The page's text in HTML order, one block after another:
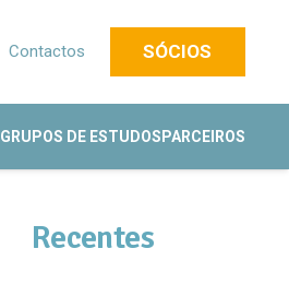
Contactos SÓCIOS
GRUPOS DE ESTUDOS PARCEIROS
Recentes